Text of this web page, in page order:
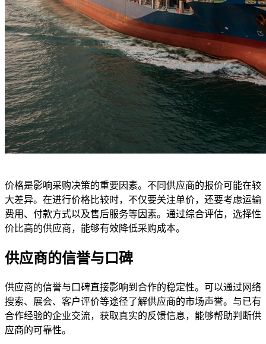
价格是影响采购决策的重要因素。不同供应商的报价可能在较
大差异。在进行价格比较时，不仅要关注单价，还要考虑运输
费用、付款方式以及售后服务等因素。通过综合评估，选择性
价比高的供应商，能够有效降低采购成本。
供应商的信誉与口碑
供应商的信誉与口碑直接影响到合作的稳定性。可以通过网络
搜索、展会、客户评价等途径了解供应商的市场声誉。与已有
合作经验的企业交流，获取真实的反馈信息，能够帮助判断供
应商的可靠性。